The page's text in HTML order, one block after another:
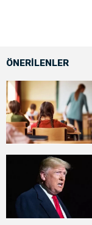
ÖNERİLENLER